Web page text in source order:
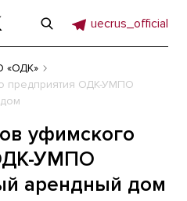
uecrus_official
«ОДК»
предприятия ОДК-УМПО
уфимского
УМПО
арендный дом